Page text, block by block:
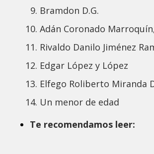
Bramdon D.G.
Adán Coronado
Rivaldo Danilo Jiménez
Edgar López y López
Elfego Roliberto Miranda
Un menor de edad
Te recomendamos leer: